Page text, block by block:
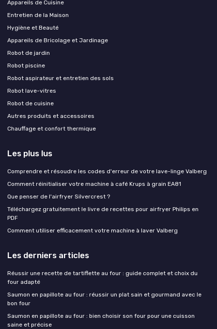
Appareils de Cuisine
Entretien de la Maison
Hygiène et Beauté
Appareils de Bricolage et Jardinage
Robot de jardin
Robot piscine
Robot aspirateur et entretien des sols
Robot lave-vitres
Robot de cuisine
Autres produits et accessoires
Chauffage et confort thermique
Les plus lus
Comprendre et résoudre les codes d'erreur de votre lave-linge Valberg
Comment réinitialiser votre machine à café Krups à grain EA81
Que penser de l'airfryer Silvercrest ?
Téléchargez gratuitement le livre de recettes pour airfryer Philips en
PDF
Comment utiliser efficacement votre machine à laver Valberg
Les derniers articles
Réussir une recette de tartiflette au four : guide complet et choix du
four adapté
Saumon en papillote au four : réussir un plat sain et gourmand avec le
bon four
Saumon en papillote au four : bien choisir son four pour une cuisson
saine et précise